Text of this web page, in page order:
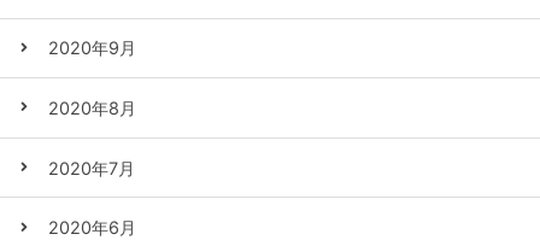
2020年9月
2020年8月
2020年7月
2020年6月